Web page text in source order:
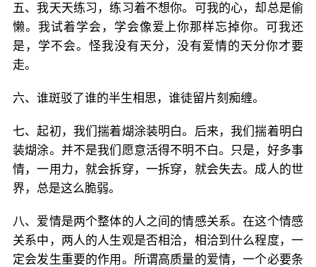
五、我天天练习，练习着不想你。可我的心，却总是偷
懒。我试着学会，学会像爱上你那样忘掉你。可我还
是，学不会。怪我没有天分，没有爱情的天分你才要
走。
六、谁斑驳了谁的半生相思，谁徒留片刻痴缠。
七、起初，我们揣着煳涂装明白。后来，我们揣着明白
装煳涂。并不是我们愿意活得不明不白。只是，好多事
情，一用力，就会拆穿，一拆穿，就会失去。成人的世
界，总是这么脆弱。
八、爱情是两个整体的人之间的情感关系。在这个情感
关系中，两人的人生观是否相洽，相洽到什么程度，一
定会发生重要的作用。所谓高质量的爱情，一个必要条